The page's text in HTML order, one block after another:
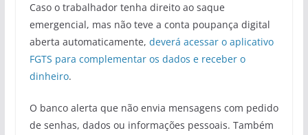
Caso o trabalhador tenha direito ao saque
emergencial, mas não teve a conta poupança digital
aberta automaticamente, deverá acessar o aplicativo
FGTS para complementar os dados e receber o
dinheiro.
O banco alerta que não envia mensagens com pedido
de senhas, dados ou informações pessoais. Também